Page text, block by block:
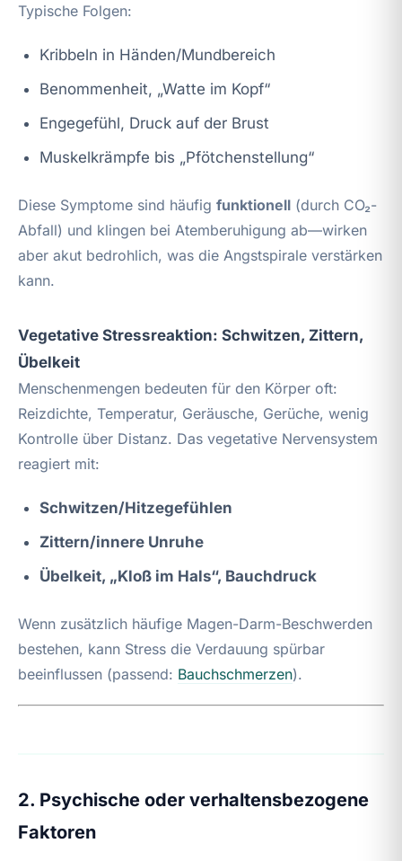
Typische Folgen:
Kribbeln in Händen/Mundbereich
Benommenheit, „Watte im Kopf“
Engegefühl, Druck auf der Brust
Muskelkrämpfe bis „Pfötchenstellung“
Diese Symptome sind häufig funktionell (durch CO₂-
Abfall) und klingen bei Atemberuhigung ab—wirken
aber akut bedrohlich, was die Angstspirale verstärken
kann.
Vegetative Stressreaktion: Schwitzen, Zittern,
Übelkeit
Menschenmengen bedeuten für den Körper oft:
Reizdichte, Temperatur, Geräusche, Gerüche, wenig
Kontrolle über Distanz. Das vegetative Nervensystem
reagiert mit:
Schwitzen/Hitzegefühlen
Zittern/innere Unruhe
Übelkeit, „Kloß im Hals“, Bauchdruck
Wenn zusätzlich häufige Magen-Darm-Beschwerden
bestehen, kann Stress die Verdauung spürbar
beeinflussen (passend: Bauchschmerzen).
2. Psychische oder verhaltensbezogene
Faktoren